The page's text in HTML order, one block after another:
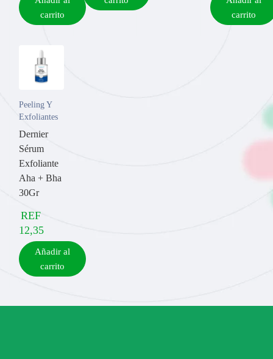
carrito
carrito
Peeling Y
Exfoliantes
Dernier
Sérum
Exfoliante
Aha + Bha
30Gr
REF
12,35
Añadir al
carrito